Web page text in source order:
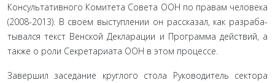
Консультативного Комитета Совета ООН по правам человека
(2008-2013). В своем выступлении он рассказал, как разраба­
тывался текст Венской Декларации и Программа действий, а
также о роли Секретариата ООН в этом процессе.
Завершил заседание круглого стола Руководитель секто­ра